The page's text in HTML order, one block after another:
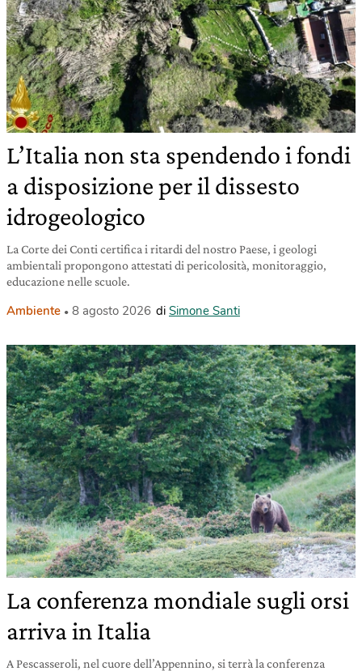
L’Italia non sta spendendo i fondi
a disposizione per il dissesto
idrogeologico
La Corte dei Conti certifica i ritardi del nostro Paese, i geologi
ambientali propongono attestati di pericolosità, monitoraggio,
educazione nelle scuole.
Ambiente 8 agosto 2026 di Simone Santi
La conferenza mondiale sugli orsi
arriva in Italia
A Pescasseroli, nel cuore dell’Appennino, si terrà la conferenza